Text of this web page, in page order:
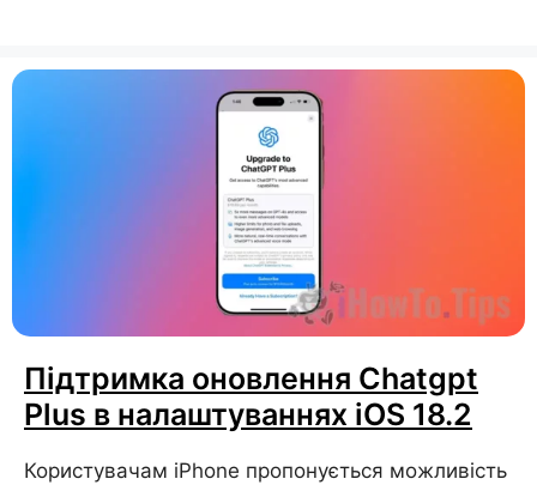
Підтримка оновлення Chatgpt
Plus в налаштуваннях iOS 18.2
Користувачам iPhone пропонується можливість